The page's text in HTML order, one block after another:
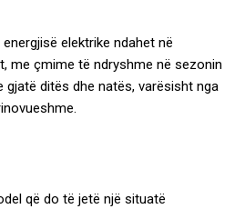
elektrike ndahet në
me çmime të ndryshme në sezonin
gjatë ditës dhe natës, varësisht nga
që do të jetë një situatë